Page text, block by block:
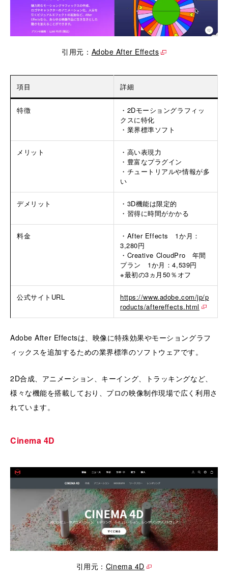
引用元： Adobe After Effects
項目 詳細
特徴
・2Dモーショングラフィッ
クスに特化
・業界標準ソフト
メリット
・高い表現力
・豊富なプラグイン
・チュートリアルや情報が多
い
デメリット
・3D機能は限定的
・習得に時間がかかる
料金
・After Effects 1か月：
3,280円
・Creative CloudPro 年間
プラン 1か月：4,539円
※最初の3ヵ月50％オフ
公式サイトURL
https://www.adobe.com/jp/p
roducts/aftereffects.html
Adobe After Effectsは、映像に特殊効果やモーショングラフ
ィックスを追加するための業界標準のソフトウェアです。
2D合成、アニメーション、キーイング、トラッキングなど、
様々な機能を搭載しており、プロの映像制作現場で広く利用さ
れています。
Cinema 4D
引用元： Cinema 4D